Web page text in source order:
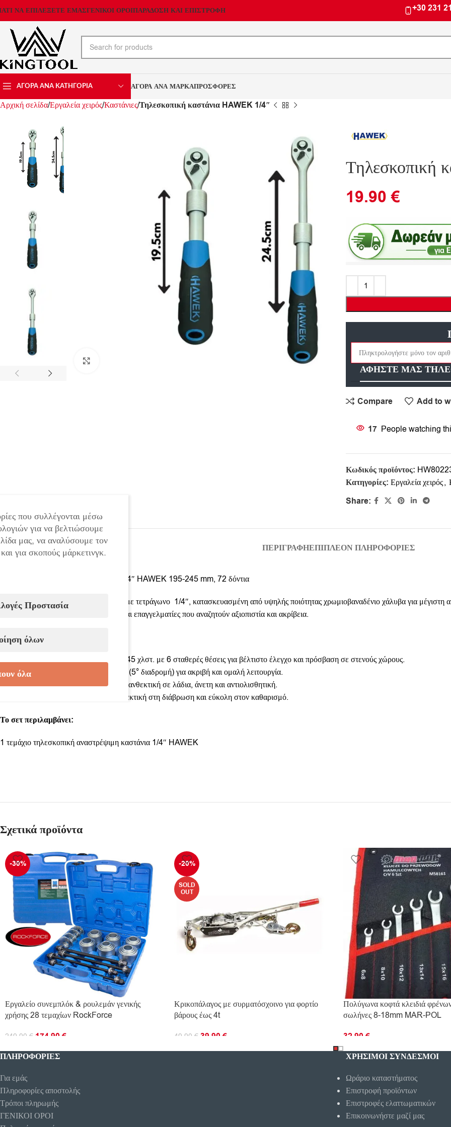
ΝΑ ΕΠΙΛΕΞΕΤΕ ΕΜΑΣΓΕΝΙΚΟΙ ΟΡΟΙΠΑΡΑΔΟΣΗ ΚΑΙ ΕΠΙΣΤΡΟΦΗ +30 231
ΑΓΟΡΑ ΑΝΑ ΚΑΤΗΓΟΡΙΑ ΑΓΟΡΑ ΑΝΑ ΜΑΡΚΑΠΡΟΣΦΟΡΕΣ
Αρχική σελίδαΕργαλεία χειρόςΚαστάνιεςΤηλεσκοπική καστάνια HAWEK 1/4″
Τηλεσκοπική
19.90€
ΑΦΗΣΤΕ ΜΑΣ
Compare Add to
17 People watching
Κωδικός προϊόντος:
Κατηγορίες: Εργαλεία χειρός,
Share:
ΠΕΡΙΓΡΑΦΉΕΠΙΠΛΈΟΝ ΠΛΗΡΟΦΟΡΊΕΣ
Τηλεσκοπική αναστρέψιμη καστάνια 1/4″ HAWEK 195-245 mm, 72 δόντια
Επαγγελματική τηλεσκοπική καστάνια με τετράγωνο 1/4″, κατασκευασμένη από υψηλής ποιότητας χρωμιοβαναδένιο χάλυβα για μέγιστη
βιομηχανική συντήρηση, ερασιτέχνες και επαγγελματίες που αναζητούν αξιοπιστία και ακρίβεια.
Χαρακτηριστικά:
✔ Μήκος: ρυθμιζόμενο από 195 έως 245 χλστ. με 6 σταθερές θέσεις για βέλτιστο έλεγχο και πρόσβαση σε στενούς χώρους.
✔ Μηχανισμός καστάνιας με 72 δόντια (5° διαδρομή) για ακριβή και ομαλή λειτουργία.
✔ Εργονομική δυο συστατικών λαβή – ανθεκτική σε λάδια, άνετη και αντιολισθητική.
✔ Χρωμιωμένη σατέν επιφάνεια – ανθεκτική στη διάβρωση και εύκολη στον καθαρισμό.
Το σετ περιλαμβάνει:
1 τεμάχιο τηλεσκοπική αναστρέψιμη καστάνια 1/4″ HAWEK
Σχετικά προϊόντα
-30%
Εργαλείο συνεμπλόκ & ρουλεμάν γενικής
χρήσης 28 τεμαχίων RockForce
249.90 € 174.90€
ΠΡΟΣΘΉΚΗ ΣΤΟ ΚΑΛΆΘΙ
-20%
SOLD
OUT
Κρικοπάλαγος με συρματόσχοινο για φορτίο
βάρους έως 4t
49.90 € 39.90€
ΔΙΑΒΆΣΤΕ ΠΕΡΙΣΣΌΤΕΡΑ
Πολύγωνα κοφτά κλειδιά
σωλήνες 8-18mm MAR-POL
32.90€
ΠΡΟΣΘΉΚΗ ΣΤΟ ΚΑΛΆΘΙ
ΠΛΗΡΟΦΟΡΊΕΣ
Για εμάς
Πληροφορίες αποστολής
Τρόποι πληρωμής
ΓΕΝΙΚΟΙ ΟΡΟΙ
ΧΡΗΣΙΜΟΙ ΣΥΝΔΕΣΜΟΙ
Ωράριο καταστήματος
Επιστροφή προϊόντων
Επιστροφές ελαττωματικών
Επικοινωνήστε μαζί μας
που συλλέγονται μέσω
για να βελτιώσουμε
μας, να αναλύσουμε τον
για σκοπούς μάρκετινγκ.
Προστασία
όλων
όλα